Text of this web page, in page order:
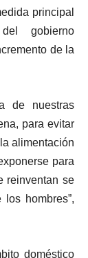
principal
gobierno
de la
de nuestras
para evitar
alimentación
para
reinventan se
hombres”,
doméstico